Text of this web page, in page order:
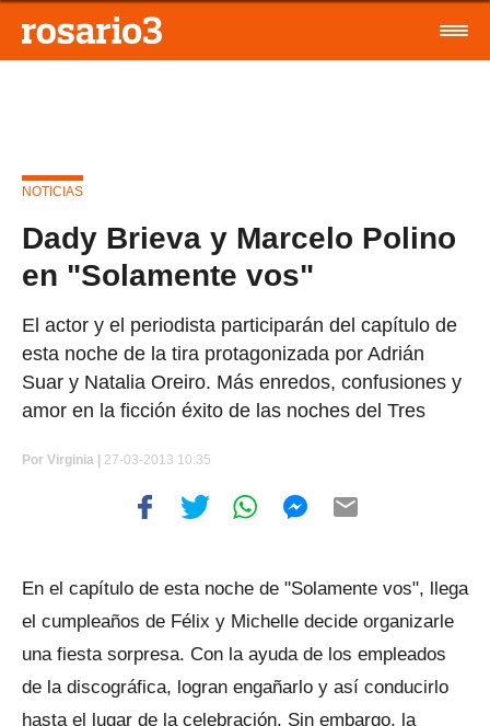
NOTICIAS
Dady Brieva y Marcelo Polino
en "Solamente vos"
El actor y el periodista participarán del capítulo de
esta noche de la tira protagonizada por Adrián
Suar y Natalia Oreiro. Más enredos, confusiones y
amor en la ficción éxito de las noches del Tres
Por Virginia | 27-03-2013 10:35
En el capítulo de esta noche de "Solamente vos", llega
el cumpleaños de Félix y Michelle decide organizarle
una fiesta sorpresa. Con la ayuda de los empleados
de la discográfica, logran engañarlo y así conducirlo
hasta el lugar de la celebración. Sin embargo, la